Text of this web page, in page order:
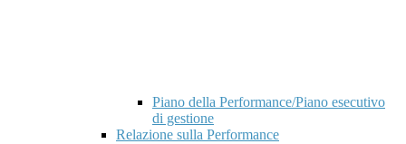
Piano della Performance/Piano esecutivo
di gestione
Relazione sulla Performance